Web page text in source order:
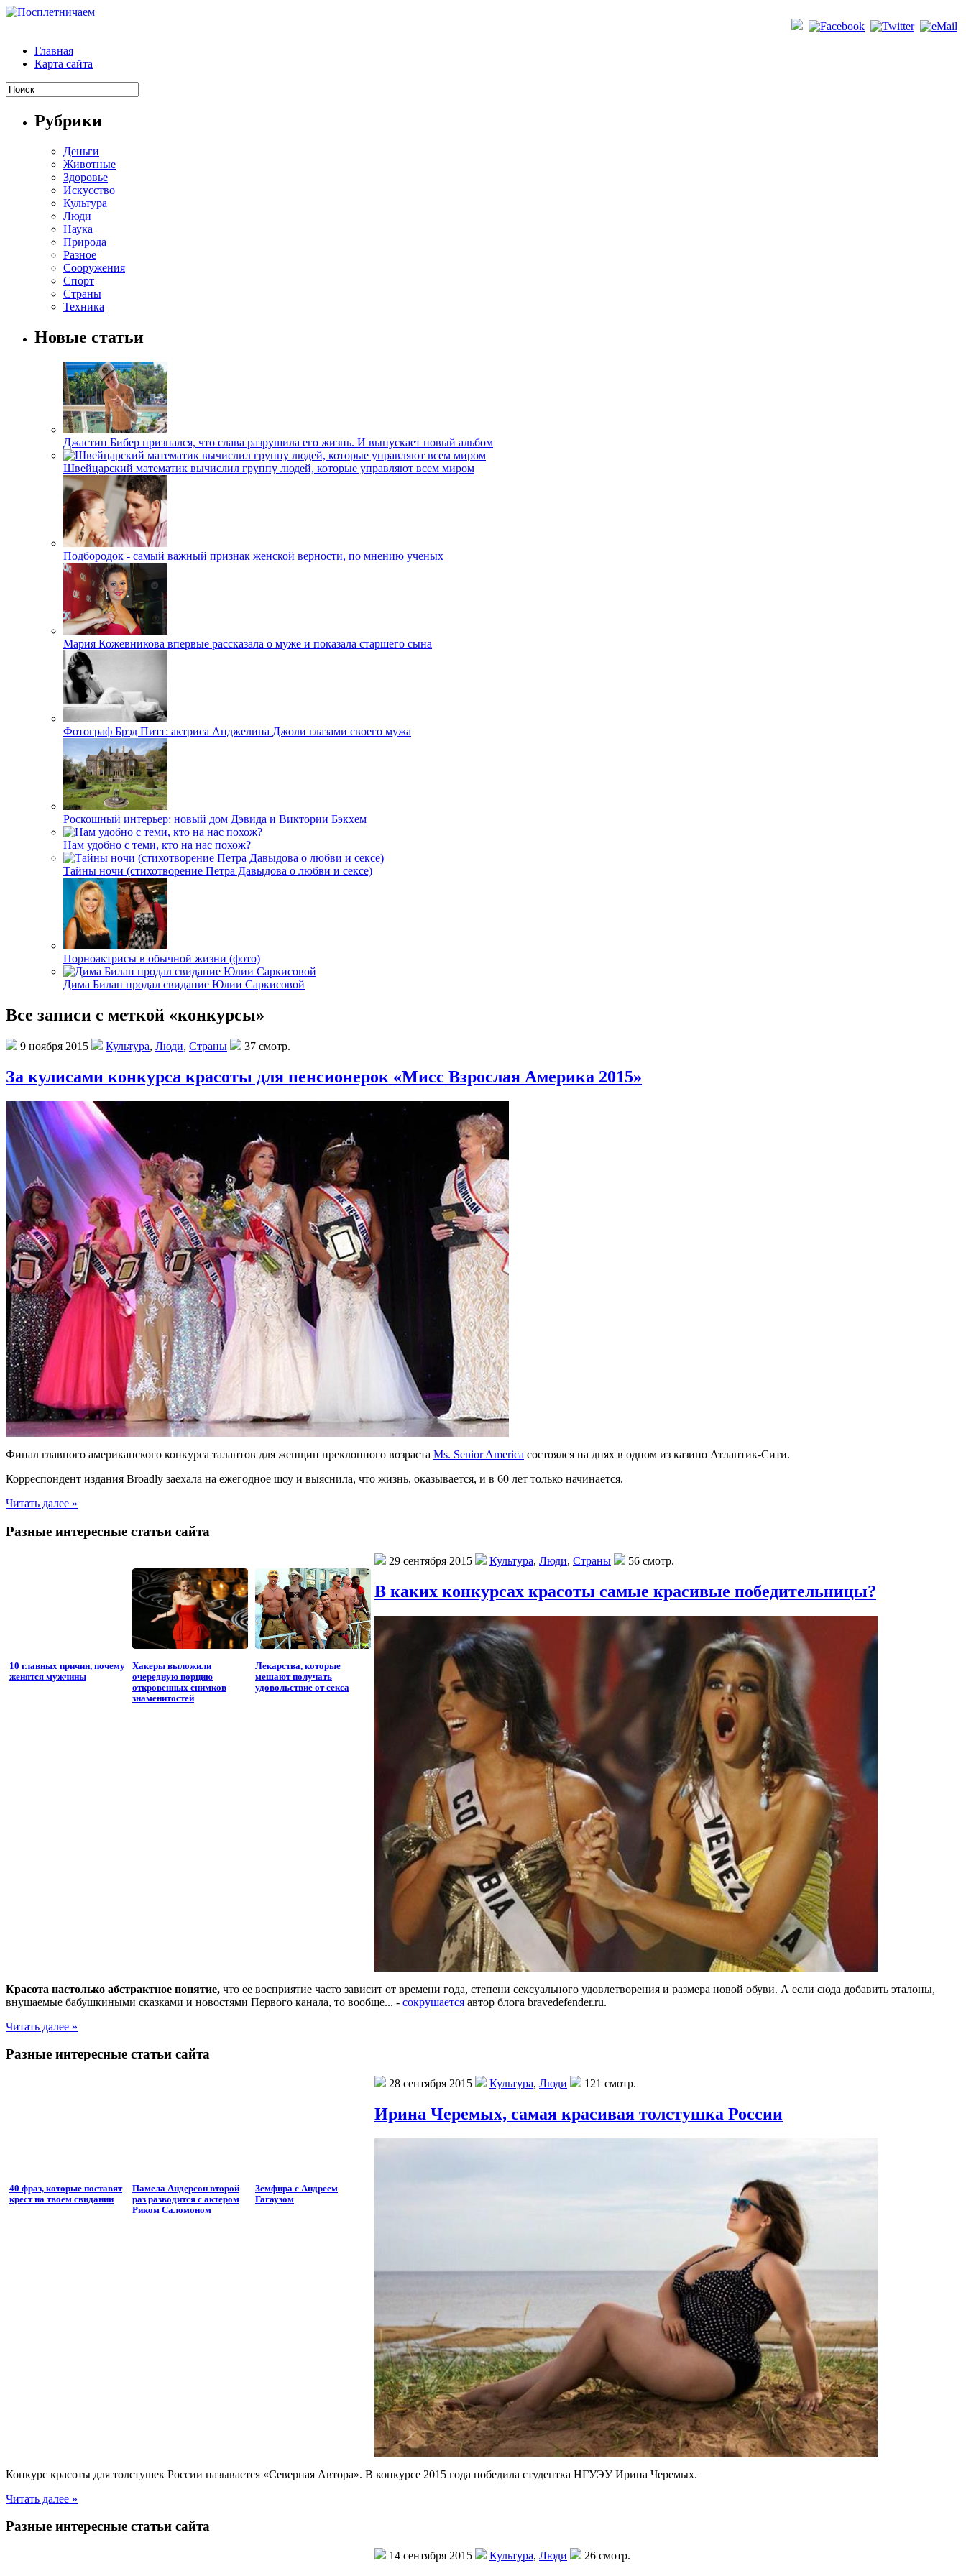
Главная
Карта сайта
Рубрики
Деньги
Животные
Здоровье
Искусство
Культура
Люди
Наука
Природа
Разное
Сооружения
Спорт
Страны
Техника
Новые статьи
Джастин Бибер признался, что слава разрушила его жизнь. И выпускает новый альбом
Швейцарский математик вычислил группу людей, которые управляют всем миром
Подбородок - самый важный признак женской верности, по мнению ученых
Мария Кожевникова впервые рассказала о муже и показала старшего сына
Фотограф Брэд Питт: актриса Анджелина Джоли глазами своего мужа
Роскошный интерьер: новый дом Дэвида и Виктории Бэкхем
Нам удобно с теми, кто на нас похож?
Тайны ночи (стихотворение Петра Давыдова о любви и сексе)
Порноактрисы в обычной жизни (фото)
Дима Билан продал свидание Юлии Саркисовой
Все записи с меткой «конкурсы»
9 ноября 2015 Культура, Люди, Страны 37 смотр.
За кулисами конкурса красоты для пенсионерок «Мисс Взрослая Америка 2015»
Финал главного американского конкурса талантов для женщин преклонного возраста Ms. Senior America состоялся на днях в одном из казино Атлантик-Сити.
Корреспондент издания Broadly заехала на ежегодное шоу и выяснила, что жизнь, оказывается, и в 60 лет только начинается.
Читать далее »
Разные интересные статьи сайта
10 главных причин, почему
женятся мужчины
Хакеры выложили
очередную порцию
откровенных снимков
знаменитостей
Лекарства, которые
мешают получать
удовольствие от секса
29 сентября 2015 Культура, Люди, Страны 56 смотр.
В каких конкурсах красоты самые красивые победительницы?
Красота настолько абстрактное понятие, что ее восприятие часто зависит от времени года, степени сексуального удовлетворения и размера новой обуви. А если сюда добавить эталоны,
внушаемые бабушкиными сказками и новостями Первого канала, то вообще... - сокрушается автор блога bravedefender.ru.
Читать далее »
Разные интересные статьи сайта
40 фраз, которые поставят
крест на твоем свидании
Памела Андерсон второй
раз разводится с актером
Риком Саломоном
Земфира с Андреем
Гагаузом
28 сентября 2015 Культура, Люди 121 смотр.
Ирина Черемых, самая красивая толстушка России
Конкурс красоты для толстушек России называется «Северная Автора». В конкурсе 2015 года победила студентка НГУЭУ Ирина Черемых.
Читать далее »
Разные интересные статьи сайта
14 сентября 2015 Культура, Люди 26 смотр.